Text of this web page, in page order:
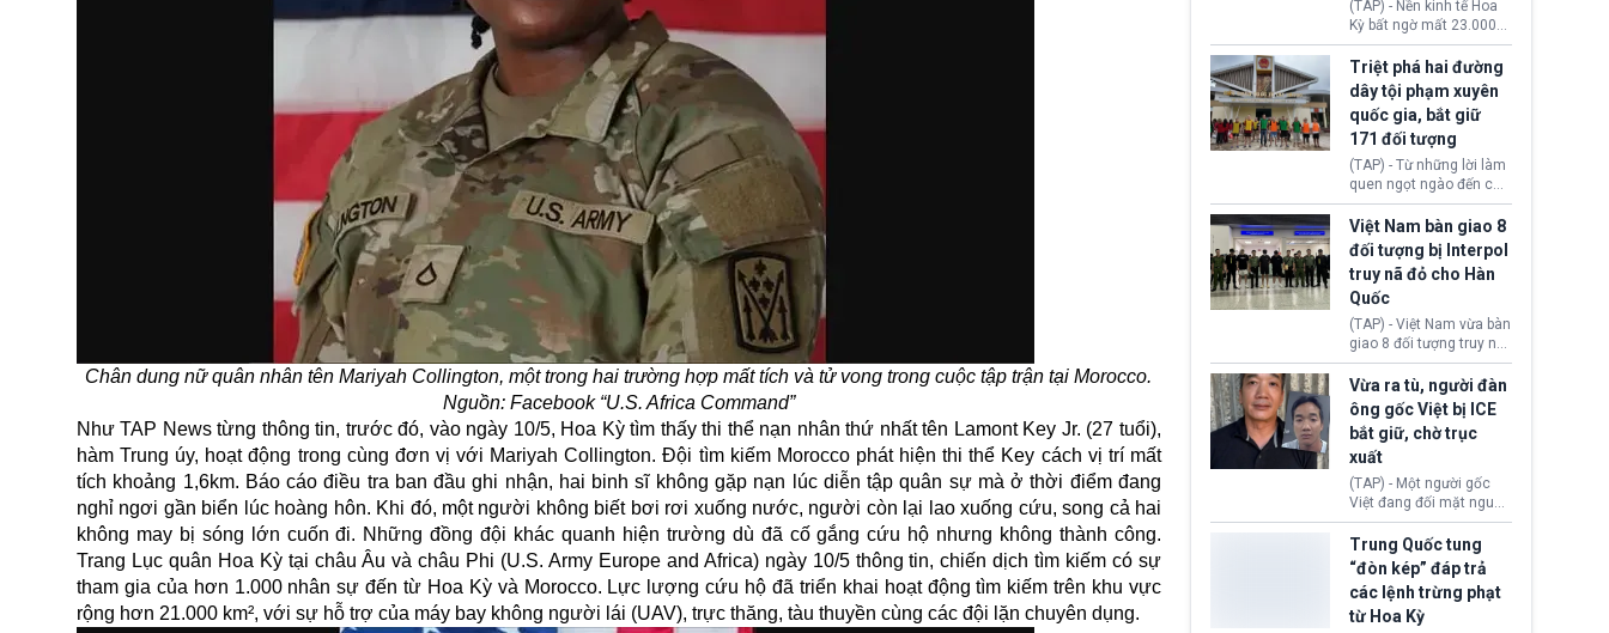
Chân dung nữ quân nhân tên Mariyah Collington, một trong hai trường hợp mất tích và tử vong trong cuộc tập trận tại Morocco.
Nguồn: Facebook “U.S. Africa Command”
Như TAP News từng thông tin, trước đó, vào ngày 10/5, Hoa Kỳ tìm thấy thi thể nạn nhân thứ nhất tên Lamont Key Jr. (27 tuổi),
hàm Trung úy, hoạt động trong cùng đơn vị với Mariyah Collington. Đội tìm kiếm Morocco phát hiện thi thể Key cách vị trí mất
tích khoảng 1,6km. Báo cáo điều tra ban đầu ghi nhận, hai binh sĩ không gặp nạn lúc diễn tập quân sự mà ở thời điểm đang
nghỉ ngơi gần biển lúc hoàng hôn. Khi đó, một người không biết bơi rơi xuống nước, người còn lại lao xuống cứu, song cả hai
không may bị sóng lớn cuốn đi. Những đồng đội khác quanh hiện trường dù đã cố gắng cứu hộ nhưng không thành công.
Trang Lục quân Hoa Kỳ tại châu Âu và châu Phi (U.S. Army Europe and Africa) ngày 10/5 thông tin, chiến dịch tìm kiếm có sự
tham gia của hơn 1.000 nhân sự đến từ Hoa Kỳ và Morocco. Lực lượng cứu hộ đã triển khai hoạt động tìm kiếm trên khu vực
rộng hơn 21.000 km², với sự hỗ trợ của máy bay không người lái (UAV), trực thăng, tàu thuyền cùng các đội lặn chuyên dụng.
nghi ngờ làm hư hại
công trình.
(TAP) - Nền kinh tế Hoa
Kỳ bất ngờ mất 23.000
việc làm vào tháng 7,
cho thấy thị trường lao
động có dấu hiệu suy
yếu sau thời gian duy trì
tương đối ổn định suốt
nửa năm 2026.
Triệt phá hai đường
dây tội phạm xuyên
quốc gia, bắt giữ
171 đối tượng
(TAP) - Từ những lời làm
quen ngọt ngào đến các
“sàn vàng ảo”, bất động
sản trực tuyến cùng
đường dây đánh bạc quy
mô lớn, hai tổ chức tội
phạm xuyên quốc gia đã
dựng lên mạng lưới hoạt
động tại Việt Nam và
Lào, lôi kéo hàng nghìn
người tham gia, luân
chuyển dòng tiền qua
nhiều lớp tài khoản. Sau
hơn 2 tuần phối hợp truy
xét, lực lượng chức năng
hai nước đã bắt giữ 171
Việt Nam bàn giao 8
đối tượng bị Interpol
truy nã đỏ cho Hàn
Quốc
(TAP) - Việt Nam vừa bàn
giao 8 đối tượng truy nã
đỏ Interpol cho lực lượng
chức năng Hàn Quốc.
Nhóm này bị xác định
lừa đảo 619 nạn nhân,
chiếm đoạt hơn 17,7 tỷ
KRW.
Vừa ra tù, người đàn
ông gốc Việt bị ICE
bắt giữ, chờ trục
xuất
(TAP) - Một người gốc
Việt đang đối mặt nguy
cơ bị trục xuất khỏi Hoa
Kỳ sau khi đã chấp hành
xong bản án liên quan
đến tội ác từ hơn 30
năm trước tại California.
Trung Quốc tung
“đòn kép” đáp trả
các lệnh trừng phạt
từ Hoa Kỳ